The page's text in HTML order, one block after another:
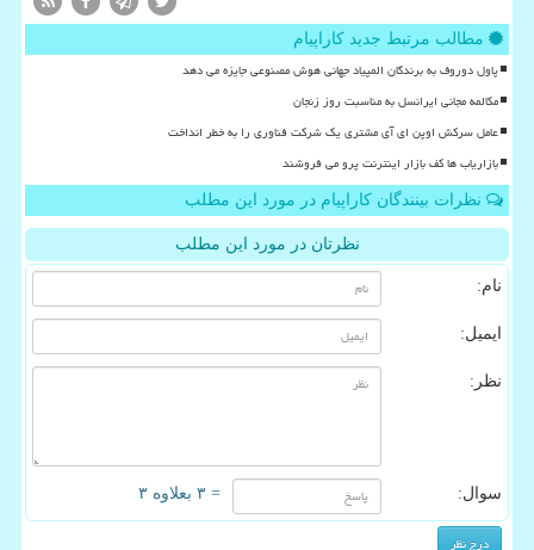
مطالب مرتبط جدید کاراپیام
پاول دوروف به برندگان المپیاد جهانی هوش مصنوعی جایزه می دهد
مکالمه مجانی ایرانسل به مناسبت روز زنجان
عامل سرکش اوپن ای آی مشتری یک شرکت فناوری را به خطر انداخت
بازاریاب ها کف بازار اینترنت پرو می فروشند
نظرات بینندگان کاراپیام در مورد این مطلب
نظرتان در مورد این مطلب
نام:
ایمیل:
نظر:
سوال: = ۳ بعلاوه ۳